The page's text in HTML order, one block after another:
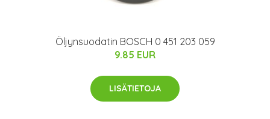
Öljynsuodatin BOSCH 0 451 203 059
9.85 EUR
LISÄTIETOJA